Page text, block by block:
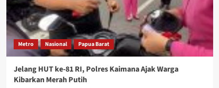
Metro Nasional Papua Barat
Jelang HUT ke-81 RI, Polres Kaimana Ajak Warga
Kibarkan Merah Putih